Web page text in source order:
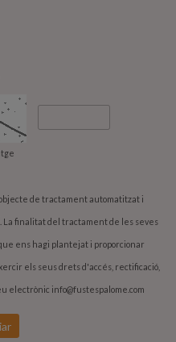
de tractament automatitzat i
La finalitat del tractament de les seves
ens hagi plantejat i proporcionar
els seus drets d'accés, rectificació,
electrònic info@fustespalome.com